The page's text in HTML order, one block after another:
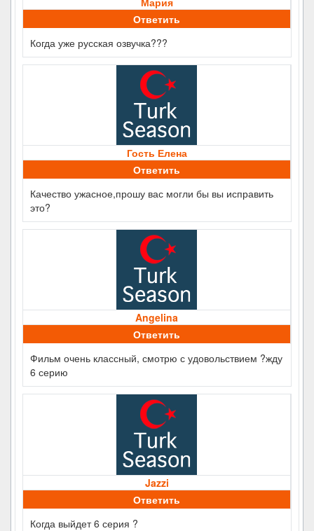
Ответить
Когда уже русская озвучка???
Гость Елена
Ответить
Качество ужасное,прошу вас могли бы вы исправить
это?
Angelina
Ответить
Фильм очень классный, смотрю с удовольствием ?жду
6 серию
Jazzi
Ответить
Когда выйдет 6 серия ?